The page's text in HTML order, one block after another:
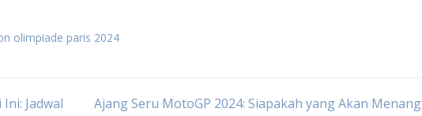
olimpiade paris 2024
Jadwal
Ajang Seru MotoGP 2024: Siapakah yang Akan Menang